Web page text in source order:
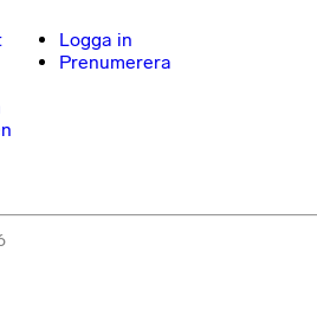
Logga in
Prenumerera